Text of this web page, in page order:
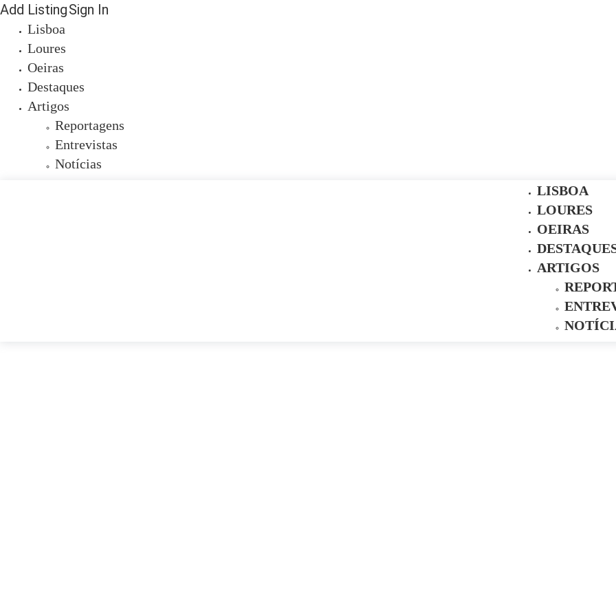
Add ListingSign In
Lisboa
Loures
Oeiras
Destaques
Artigos
Reportagens
Entrevistas
Notícias
LISBOA
LOURES
OEIRAS
ARTIGOS